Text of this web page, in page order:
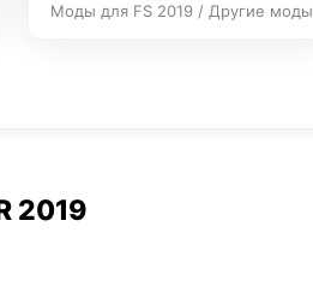
Моды для FS 2019 / Другие моды
2019